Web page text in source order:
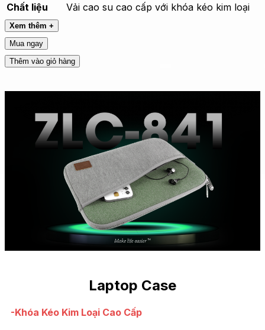
Chất liệu
Vải cao su cao cấp với khóa kéo kim loại
Xem thêm +
Mua ngay
Thêm vào giỏ hàng
Laptop Case
-Khóa Kéo Kim Loại Cao Cấp